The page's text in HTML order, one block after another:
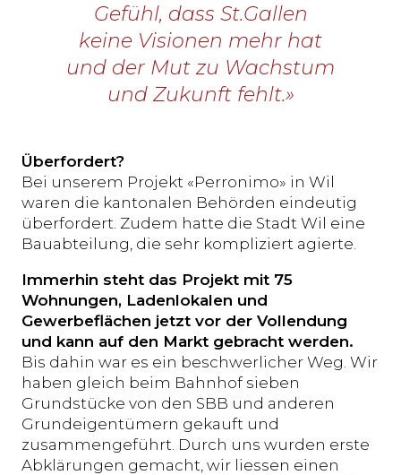
Gefühl, dass St.Gallen
keine Visionen mehr hat
und der Mut zu Wachstum
und Zukunft fehlt.»
Überfordert?
Bei unserem Projekt «Perronimo» in Wil
waren die kantonalen Behörden eindeutig
überfordert. Zudem hatte die Stadt Wil eine
Bauabteilung, die sehr kompliziert agierte.
Immerhin steht das Projekt mit 75
Wohnungen, Ladenlokalen und
Gewerbeflächen jetzt vor der Vollendung
und kann auf den Markt gebracht werden.
Bis dahin war es ein beschwerlicher Weg. Wir
haben gleich beim Bahnhof sieben
Grundstücke von den SBB und anderen
Grundeigentümern gekauft und
zusammengeführt. Durch uns wurden erste
Abklärungen gemacht, wir liessen einen